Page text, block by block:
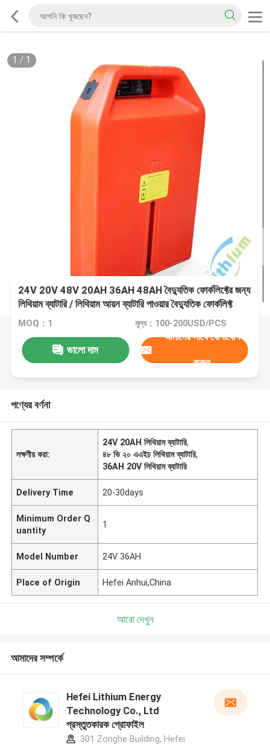
1 / 1
24V 20V 48V 20AH 36AH 48AH বৈদ্যুতিক ফোর্কলিফ্টের জন্য
লিথিয়াম ব্যাটারি / লিথিয়াম আয়ন ব্যাটারি পাওয়ার বৈদ্যুতিক ফোর্কলিফ্ট
ব্যাটারি
MOQ：1 মূল্য：100-200USD/PCS
ভালো দাম
আমাদের সাথে যোগাযোগ
করুন
পণ্যের বর্ণনা
লক্ষণীয় করা:
24V 20AH লিথিয়াম ব্যাটারি,
৪৮ ভি ২০ এএইচ লিথিয়াম ব্যাটারি,
36AH 20V লিথিয়াম ব্যাটারি
Delivery Time 20-30days
Minimum Order Q
uantity
1
Model Number 24V 36AH
Place of Origin Hefei Anhui,China
আরো দেখুন
আমাদের সম্পর্কে
Hefei Lithium Energy
Technology Co., Ltd
প্রস্তুতকারক প্রোফাইল
301 Zonghe Building, Hefei